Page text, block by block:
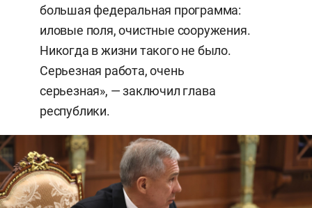
большая федеральная программа:
иловые поля, очистные сооружения.
Никогда в жизни такого не было.
Серьезная работа, очень
серьезная», — заключил глава
республики.